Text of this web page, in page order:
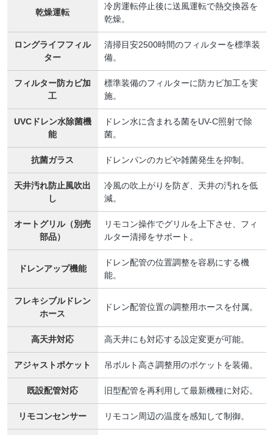
乾燥運転
冷房運転停止後に送風運転で熱交換器を
乾燥。
ロングライフフィル
ター
清掃目安2500時間のフィルターを標準装
備。
フィルター防カビ加
工
標準装備のフィルターに防カビ加工を実
施。
UVCドレン水除菌機
能
ドレン水に含まれる菌をUV-C照射で除
菌。
抗菌ガラス ドレンパンのカビや雑菌発生を抑制。
天井汚れ防止風吹出
し
冷風の吹上がりを防ぎ、天井の汚れを低
減。
オートグリル（別売
部品）
リモコン操作でグリルを上下させ、フィ
ルター清掃をサポート。
ドレンアップ機能
ドレン配管の位置調整を容易にする機
能。
フレキシブルドレン
ホース
ドレン配管位置の調整用ホースを付属。
高天井対応 高天井にも対応する設定変更が可能。
アジャストポケット 吊ボルト高さ調整用のポケットを装備。
既設配管対応 旧型配管を再利用して最新機種に対応。
リモコンセンサー リモコン周辺の温度を感知して制御。